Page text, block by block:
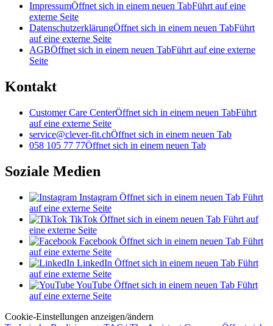
ImpressumÖffnet sich in einem neuen TabFührt auf eine
externe Seite
DatenschutzerklärungÖffnet sich in einem neuen TabFührt
auf eine externe Seite
AGBÖffnet sich in einem neuen TabFührt auf eine externe
Seite
Kontakt
Customer Care CenterÖffnet sich in einem neuen TabFührt
auf eine externe Seite
service@clever-fit.chÖffnet sich in einem neuen Tab
058 105 77 77Öffnet sich in einem neuen Tab
Soziale Medien
Instagram Öffnet sich in einem neuen Tab Führt
auf eine externe Seite
TikTok Öffnet sich in einem neuen Tab Führt auf
eine externe Seite
Facebook Öffnet sich in einem neuen Tab Führt
auf eine externe Seite
LinkedIn Öffnet sich in einem neuen Tab Führt
auf eine externe Seite
YouTube Öffnet sich in einem neuen Tab Führt
auf eine externe Seite
Cookie-Einstellungen anzeigen/ändern